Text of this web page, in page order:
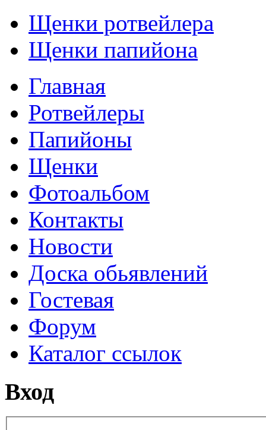
Щенки ротвейлера
Щенки папийона
Главная
Ротвейлеры
Папийоны
Щенки
Фотоальбом
Контакты
Новости
Доска обьявлений
Гостевая
Форум
Каталог ссылок
Вход